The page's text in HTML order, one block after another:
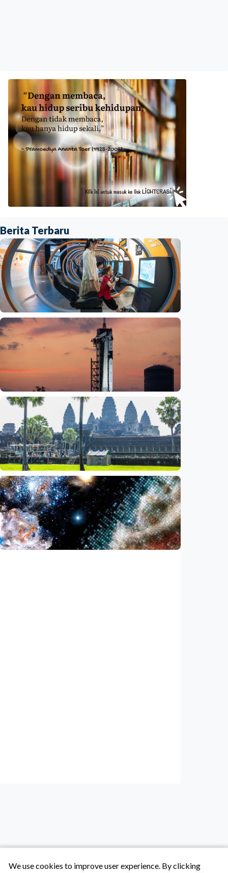
Berita Terbaru
Iptek
Jelang misi bawa pulang sampel Mars, China
siapkan laboratorium perlindungan planet
Indonesia
Iptek
Bagian roket Falcon 9 SpaceX akan hantam
Bulan, NASA pastikan Bumi aman
Indonesia•05 Aug 2026
Iptek
Saat ASEAN bersiap memasuki era AI,
reformasi layanan publik jadi agenda
bersama
Indonesia•05 Aug 2026
We use cookies to improve user experience. By clicking